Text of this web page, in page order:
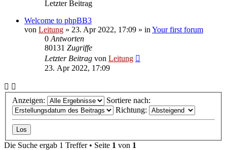
Letzter Beitrag
Welcome to phpBB3
von Leitung » 23. Apr 2022, 17:09 » in Your first forum
0 Antworten
80131 Zugriffe
Letzter Beitrag von Leitung
23. Apr 2022, 17:09
Anzeigen:
Sortiere nach:
Richtung:
Die Suche ergab 1 Treffer • Seite 1 von 1